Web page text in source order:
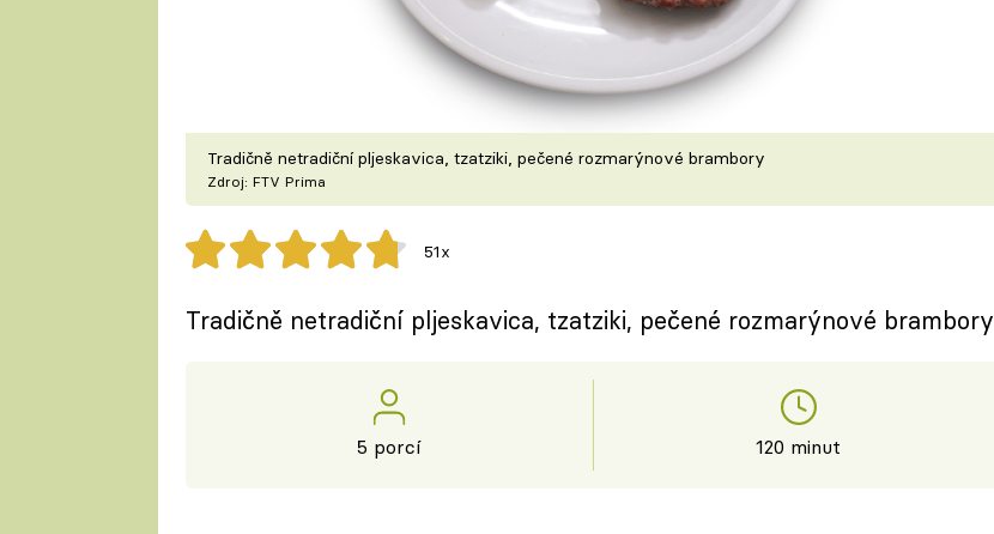
Tradičně netradiční pljeskavica, tzatziki, pečené rozmarýnové brambory
Zdroj: FTV Prima
51x
Tradičně netradiční pljeskavica, tzatziki, pečené rozmarýnové brambory
5 porcí 120 minut